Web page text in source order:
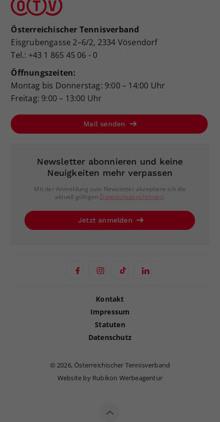
Österreichischer Tennisverband
Eisgrubengasse 2–6/2, 2334 Vösendorf
Tel.: +43 1 865 45 06 - 0
Öffnungszeiten:
Montag bis Donnerstag: 9:00 – 14:00 Uhr
Freitag: 9:00 – 13:00 Uhr
Mail senden
Newsletter abonnieren und keine
Neuigkeiten mehr verpassen
Mit der Anmeldung zum Newsletter akzeptiere ich die
aktuell gültigen Datenschutzrichtlinien.
Jetzt anmelden
Kontakt
Impressum
Statuten
Datenschutz
©2026, Österreichischer Tennisverband
Website by Rubikon Werbeagentur